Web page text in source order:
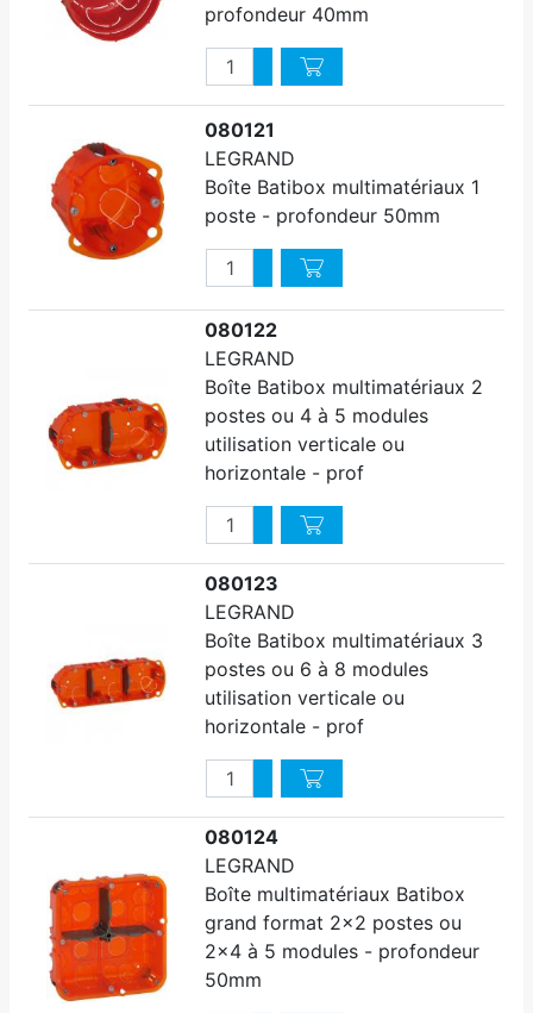
profondeur 40mm
QuantitéAugmenter quantité
Diminuer quantité
080121
LEGRAND
Boîte Batibox multimatériaux 1
poste - profondeur 50mm
QuantitéAugmenter quantité
Diminuer quantité
080122
LEGRAND
Boîte Batibox multimatériaux 2
postes ou 4 à 5 modules
utilisation verticale ou
horizontale - prof
QuantitéAugmenter quantité
Diminuer quantité
080123
LEGRAND
Boîte Batibox multimatériaux 3
postes ou 6 à 8 modules
utilisation verticale ou
horizontale - prof
QuantitéAugmenter quantité
Diminuer quantité
080124
LEGRAND
Boîte multimatériaux Batibox
grand format 2x2 postes ou
2x4 à 5 modules - profondeur
50mm